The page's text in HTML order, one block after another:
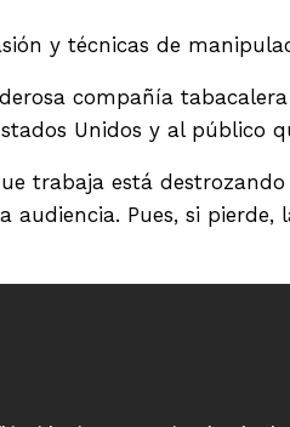
y técnicas de
compañía
Unidos y al público
trabaja está
audiencia. Pues, si